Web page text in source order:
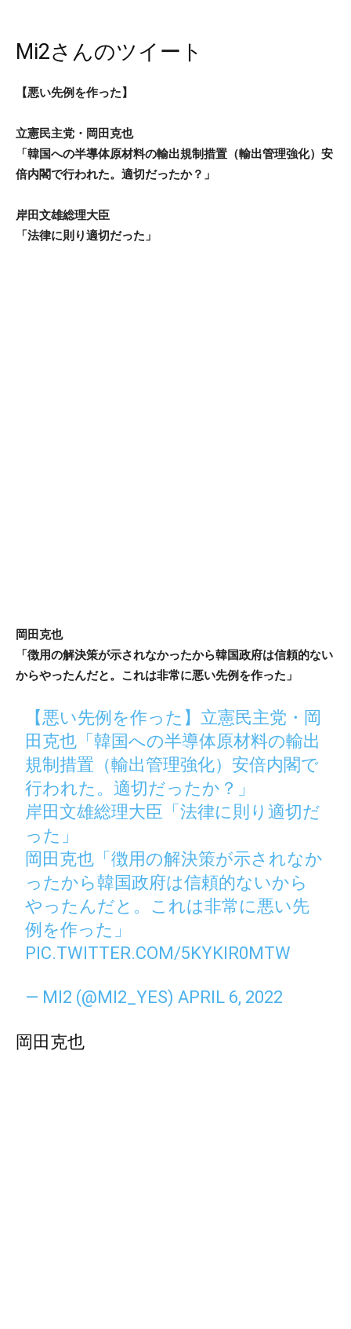
Mi2さんのツイート
【悪い先例を作った】
立憲民主党・岡田克也
「韓国への半導体原材料の輸出規制措置（輸出管理強化）安
倍内閣で行われた。適切だったか？」
岸田文雄総理大臣
「法律に則り適切だった」
岡田克也
「徴用の解決策が示されなかったから韓国政府は信頼的ない
からやったんだと。これは非常に悪い先例を作った」
【悪い先例を作った】立憲民主党・岡
田克也「韓国への半導体原材料の輸出
規制措置（輸出管理強化）安倍内閣で
行われた。適切だったか？」
岸田文雄総理大臣「法律に則り適切だ
った」
岡田克也「徴用の解決策が示されなか
ったから韓国政府は信頼的ないから
やったんだと。これは非常に悪い先
例を作った」
PIC.TWITTER.COM/5KYKIR0MTW
— MI2 (@MI2_YES)APRIL 6, 2022
岡田克也